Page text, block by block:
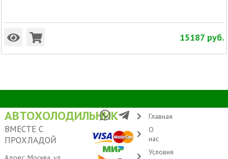
15187 руб.
АВТОХОЛОДИЛЬНИК
ВМЕСТЕ С
ПРОХЛАДОЙ
Главная
О
нас
Условия